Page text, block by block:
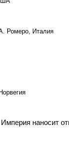
Ромеро, Италия
наносит